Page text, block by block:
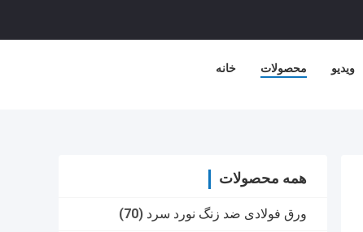
خانه محصولات ویدیو
همه محصولات
ورق فولادی ضد زنگ نورد سرد (70)